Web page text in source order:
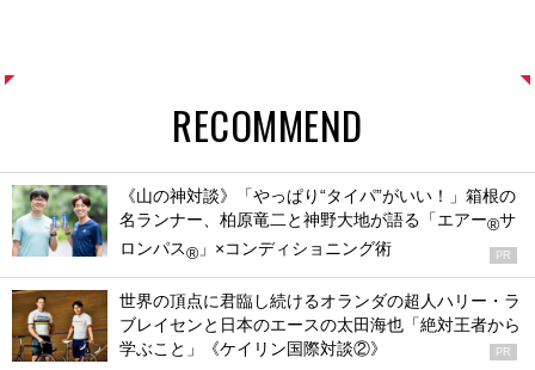
RECOMMEND
《山の神対談》「やっぱり“タイパ”がいい！」箱根の
名ランナー、柏原竜二と神野大地が語る「エアー®サ
ロンパス® 」×コンディショニング術 PR
世界の頂点に君臨し続けるオランダの超人ハリー・ラ
ブレイセンと日本のエースの太田海也「絶対王者から
学ぶこと」《ケイリン国際対談②》
PR